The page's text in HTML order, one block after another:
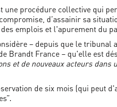
procédure collective qui
d’assainir sa
emplois et l'apurement du
– depuis que le tribunal
Brandt France – qu'elle est
et de nouveaux acteurs
de six mois (qui peut